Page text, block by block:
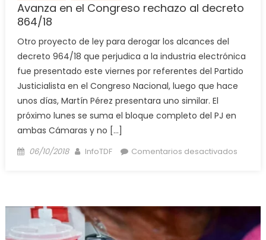
Avanza en el Congreso rechazo al decreto
864/18
Otro proyecto de ley para derogar los alcances del
decreto 964/18 que perjudica a la industria electrónica
fue presentado este viernes por referentes del Partido
Justicialista en el Congreso Nacional, luego que hace
unos días, Martín Pérez presentara uno similar. El
próximo lunes se suma el bloque completo del PJ en
ambas Cámaras y no […]
Posted
06/10/2018 Author
InfoTDF Comentarios desactivadosen
al